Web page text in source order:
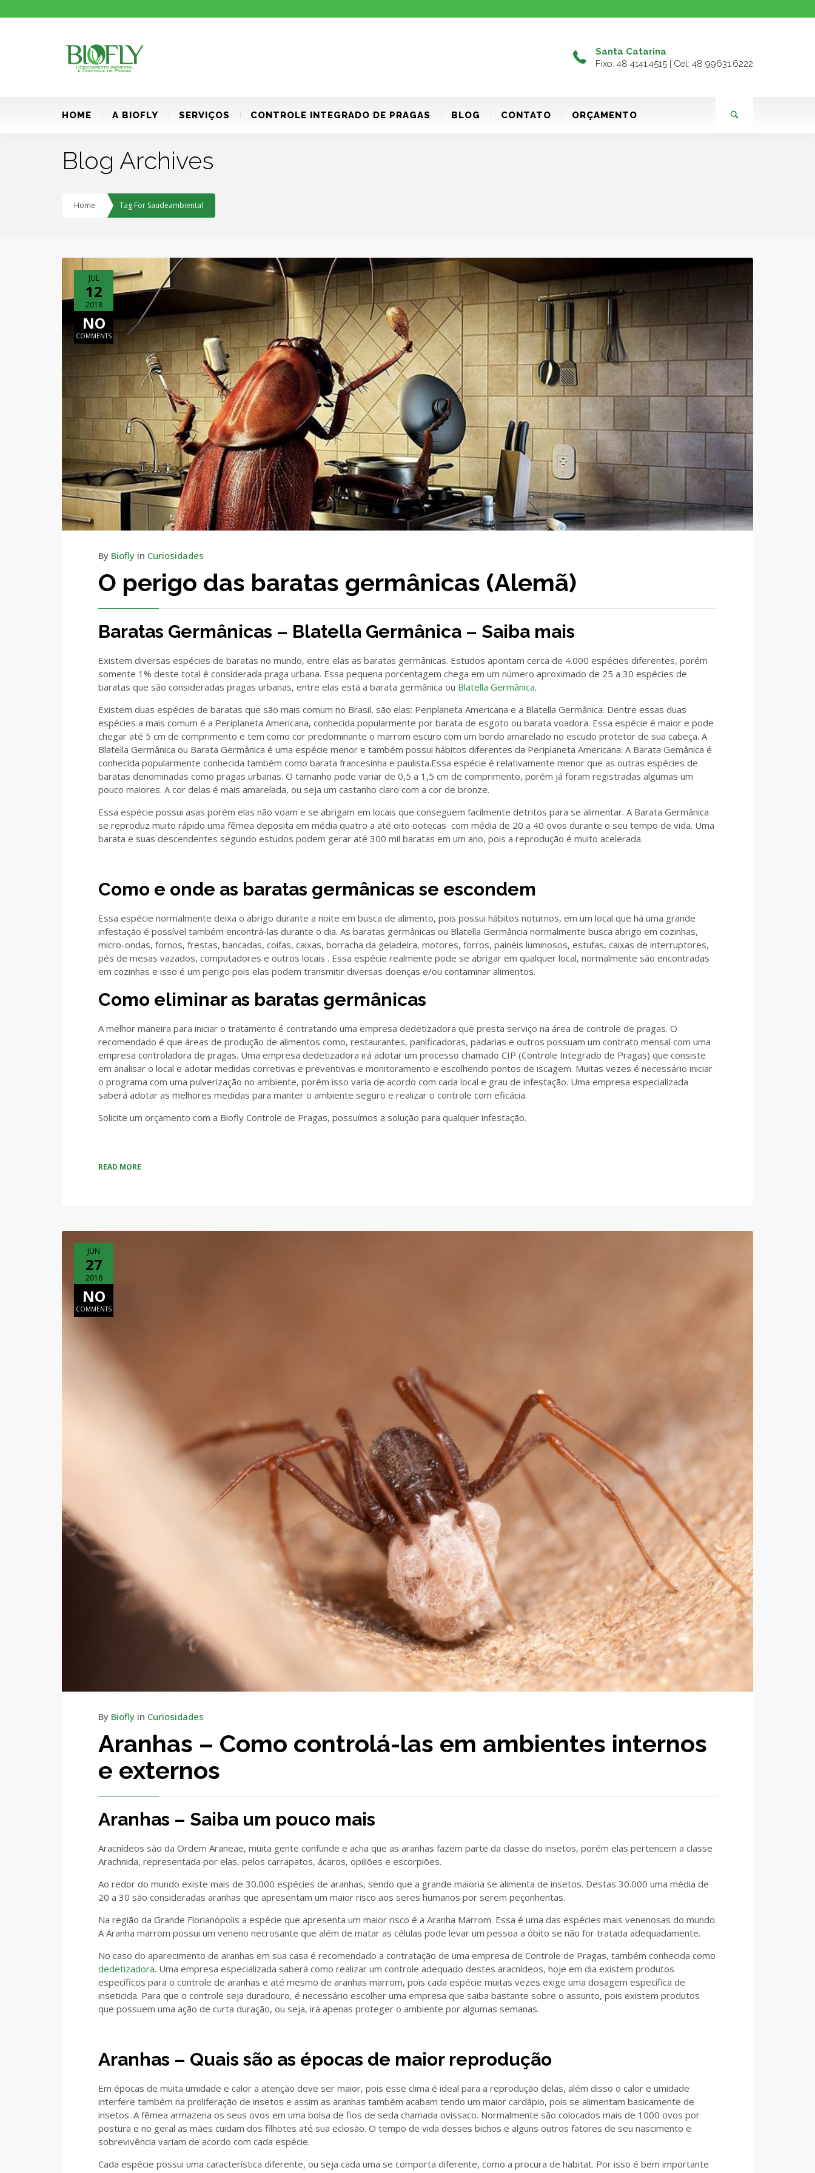
Santa Catarina
Fixo: 48 4141.4515 | Cel: 48 99631.6222
HOME A BIOFLY SERVIÇOS CONTROLE INTEGRADO DE PRAGAS BLOG CONTATO ORÇAMENTO
Blog Archives
Home Tag For Saudeambiental
JUL
12
2018
NO
COMMENTS
By Biofly in Curiosidades
O perigo das baratas germânicas (Alemã)
Baratas Germânicas – Blatella Germânica – Saiba mais
Existem diversas espécies de baratas no mundo, entre elas as baratas germânicas. Estudos apontam cerca de 4.000 espécies diferentes, porém
somente 1% deste total é considerada praga urbana. Essa pequena porcentagem chega em um número aproximado de 25 a 30 espécies de
baratas que são consideradas pragas urbanas, entre elas está a barata germânica ou Blatella Germânica.
Existem duas espécies de baratas que são mais comum no Brasil, são elas: Periplaneta Americana e a Blatella Germânica. Dentre essas duas
espécies a mais comum é a Periplaneta Americana, conhecida popularmente por barata de esgoto ou barata voadora. Essa espécie é maior e pode
chegar até 5 cm de comprimento e tem como cor predominante o marrom escuro com um bordo amarelado no escudo protetor de sua cabeça. A
Blatella Germânica ou Barata Germânica é uma espécie menor e também possui hábitos diferentes da Periplaneta Americana. A Barata Gemânica é
conhecida popularmente conhecida também como barata francesinha e paulista.Essa espécie é relativamente menor que as outras espécies de
baratas denominadas como pragas urbanas. O tamanho pode variar de 0,5 a 1,5 cm de comprimento, porém já foram registradas algumas um
pouco maiores. A cor delas é mais amarelada, ou seja um castanho claro com a cor de bronze.
Essa espécie possui asas porém elas não voam e se abrigam em locais que conseguem facilmente detritos para se alimentar. A Barata Germânica
se reproduz muito rápido uma fêmea deposita em média quatro a até oito ootecas com média de 20 a 40 ovos durante o seu tempo de vida. Uma
barata e suas descendentes segundo estudos podem gerar até 300 mil baratas em um ano, pois a reprodução é muito acelerada.
Como e onde as baratas germânicas se escondem
Essa espécie normalmente deixa o abrigo durante a noite em busca de alimento, pois possui hábitos noturnos, em um local que há uma grande
infestação é possível também encontrá-las durante o dia. As baratas germânicas ou Blatella Germância normalmente busca abrigo em cozinhas,
micro-ondas, fornos, frestas, bancadas, coifas, caixas, borracha da geladeira, motores, forros, painéis luminosos, estufas, caixas de interruptores,
pés de mesas vazados, computadores e outros locais . Essa espécie realmente pode se abrigar em qualquer local, normalmente são encontradas
em cozinhas e isso é um perigo pois elas podem transmitir diversas doenças e/ou contaminar alimentos.
Como eliminar as baratas germânicas
A melhor maneira para iniciar o tratamento é contratando uma empresa dedetizadora que presta serviço na área de controle de pragas. O
recomendado é que áreas de produção de alimentos como, restaurantes, panificadoras, padarias e outros possuam um contrato mensal com uma
empresa controladora de pragas. Uma empresa dedetizadora irá adotar um processo chamado CIP (Controle Integrado de Pragas) que consiste
em analisar o local e adotar medidas corretivas e preventivas e monitoramento e escolhendo pontos de iscagem. Muitas vezes é necessário iniciar
o programa com uma pulverização no ambiente, porém isso varia de acordo com cada local e grau de infestação. Uma empresa especializada
saberá adotar as melhores medidas para manter o ambiente seguro e realizar o controle com eficácia.
Solicite um orçamento com a Biofly Controle de Pragas, possuímos a solução para qualquer infestação.
READ MORE
JUN
27
2018
NO
COMMENTS
By Biofly in Curiosidades
Aranhas – Como controlá-las em ambientes internos
e externos
Aranhas – Saiba um pouco mais
Aracnídeos são da Ordem Araneae, muita gente confunde e acha que as aranhas fazem parte da classe do insetos, porém elas pertencem a classe
Arachnida, representada por elas, pelos carrapatos, ácaros, opiliões e escorpiões.
Ao redor do mundo existe mais de 30.000 espécies de aranhas, sendo que a grande maioria se alimenta de insetos. Destas 30.000 uma média de
20 a 30 são consideradas aranhas que apresentam um maior risco aos seres humanos por serem peçonhentas.
Na região da Grande Florianópolis a espécie que apresenta um maior risco é a Aranha Marrom. Essa é uma das espécies mais venenosas do mundo.
A Aranha marrom possui um veneno necrosante que além de matar as células pode levar um pessoa a óbito se não for tratada adequadamente.
No caso do aparecimento de aranhas em sua casa é recomendado a contratação de uma empresa de Controle de Pragas, também conhecida como
dedetizadora. Uma empresa especializada saberá como realizar um controle adequado destes aracnídeos, hoje em dia existem produtos
específicos para o controle de aranhas e até mesmo de aranhas marrom, pois cada espécie muitas vezes exige uma dosagem específica de
inseticida. Para que o controle seja duradouro, é necessário escolher uma empresa que saiba bastante sobre o assunto, pois existem produtos
que possuem uma ação de curta duração, ou seja, irá apenas proteger o ambiente por algumas semanas.
Aranhas – Quais são as épocas de maior reprodução
Em épocas de muita umidade e calor a atenção deve ser maior, pois esse clima é ideal para a reprodução delas, além disso o calor e umidade
interfere também na proliferação de insetos e assim as aranhas também acabam tendo um maior cardápio, pois se alimentam basicamente de
insetos. A fêmea armazena os seus ovos em uma bolsa de fios de seda chamada ovissaco. Normalmente são colocados mais de 1000 ovos por
postura e no geral as mães cuidam dos filhotes até sua eclosão. O tempo de vida desses bichos e alguns outros fatores de seu nascimento e
sobrevivência variam de acordo com cada espécie.
Cada espécie possui uma característica diferente, ou seja cada uma se comporta diferente, como a procura de habitat. Por isso é bem importante